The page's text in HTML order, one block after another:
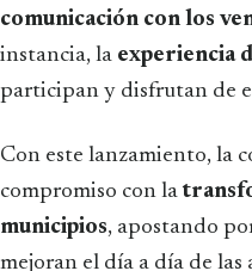
comunicación con los
instancia, la experiencia
participan y disfrutan de
Con este lanzamiento, la
compromiso con la
municipios, apostando
mejoran el día a día de